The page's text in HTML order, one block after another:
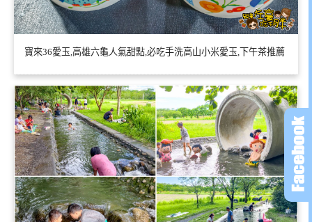
寶來36愛玉,高雄六龜人氣甜點,必吃手洗高山小米愛玉,下午茶推薦